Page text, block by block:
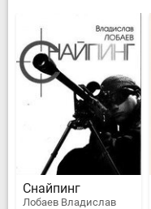
Снайпинг
Лобаев Владислав